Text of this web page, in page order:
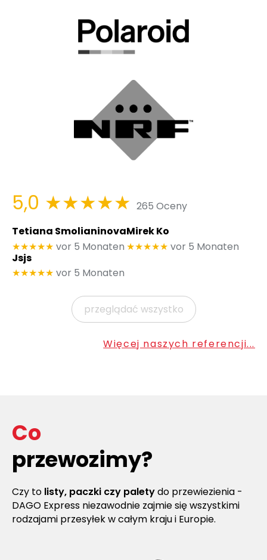
5,0 ★★★★★ 265 Oceny
Tetiana Smolianinova
★★★★★ vor 5 Monaten
Mirek Ko
★★★★★ vor 5 Monaten
Jsjs
★★★★★ vor 5 Monaten
przeglądać wszystko
Więcej naszych referencji...
Co
przewozimy?
Czy to listy, paczki czy paletydo przewiezienia -
DAGO Express niezawodnie zajmie się wszystkimi
rodzajami przesyłek w całym kraju i Europie.